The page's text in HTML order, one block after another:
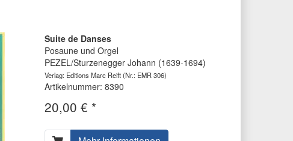
Suite de Danses
Posaune und Orgel
PEZEL/Sturzenegger Johann (1639-1694)
Verlag: Editions Marc Reift(Nr.: EMR 306)
Artikelnummer: 8390
20,00 € *